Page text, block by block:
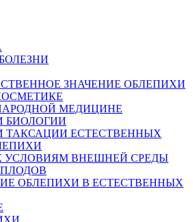
ЗНАЧЕНИЕ ОБЛЕПИХИ
МЕДИЦИНЕ
БИОЛОГИИ
ТАКСАЦИИ ЕСТЕСТВЕННЫХ
УСЛОВИЯМ ВНЕШНЕЙ СРЕДЫ
ОБЛЕПИХИ В ЕСТЕСТВЕННЫХ